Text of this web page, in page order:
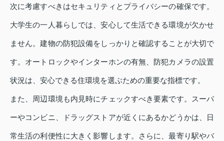
次に考慮すべきはセキュリティとプライバシーの確保です。
大学生の一人暮らしでは、安心して生活できる環境が欠かせ
ません。建物の防犯設備をしっかりと確認することが大切で
す。オートロックやインターホンの有無、防犯カメラの設置
状況は、安心できる住環境を選ぶための重要な指標です。
また、周辺環境も内見時にチェックすべき要素です。スーパ
ーやコンビニ、ドラッグストアが近くにあるかどうかは、日
常生活の利便性に大きく影響します。さらに、最寄り駅やバ